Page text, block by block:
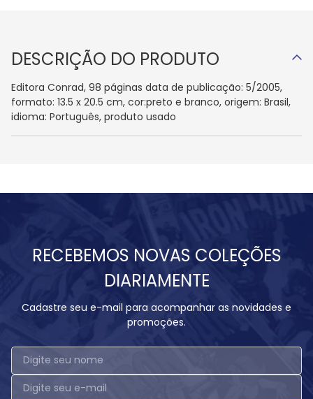
DESCRIÇÃO DO PRODUTO
Editora Conrad, 98 páginas data de publicação: 5/2005,
formato: 13.5 x 20.5 cm, cor:preto e branco, origem: Brasil,
idioma: Português, produto usado
RECEBEMOS NOVAS COLEÇÕES
DIARIAMENTE
Cadastre seu e-mail para acompanhar as novidades e
promoções.